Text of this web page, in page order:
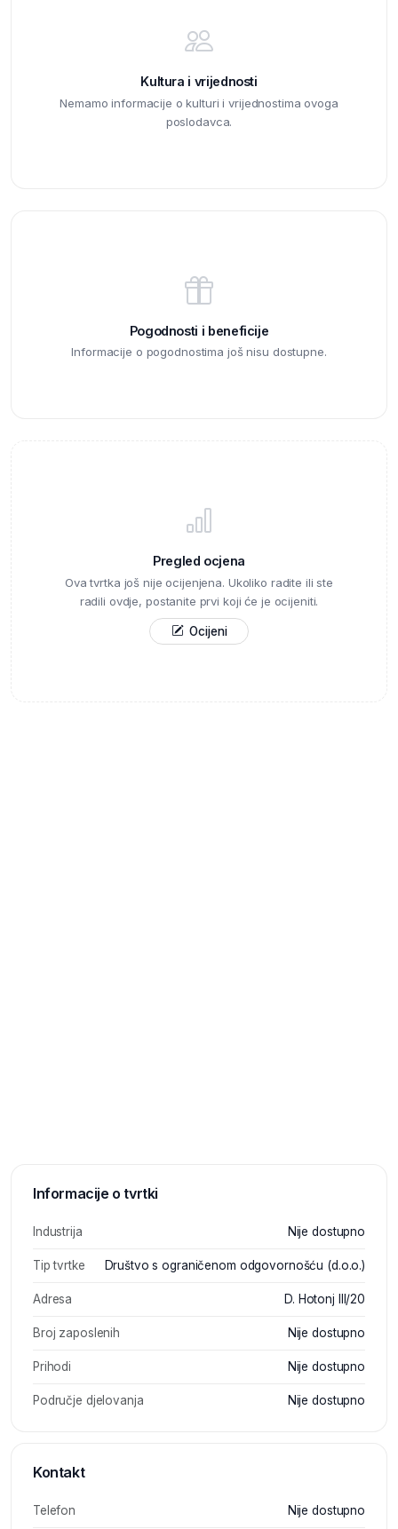
Kultura i vrijednosti
Nemamo informacije o kulturi i vrijednostima ovoga
poslodavca.
Pogodnosti i beneficije
Informacije o pogodnostima još nisu dostupne.
Pregled ocjena
Ova tvrtka još nije ocijenjena. Ukoliko radite ili ste
radili ovdje, postanite prvi koji će je ocijeniti.
Ocijeni
Informacije o tvrtki
Industrija Nije dostupno
Tip tvrtke Društvo s ograničenom odgovornošću (d.o.o.)
Adresa D. Hotonj III/20
Broj zaposlenih Nije dostupno
Prihodi Nije dostupno
Područje djelovanja Nije dostupno
Kontakt
Telefon Nije dostupno